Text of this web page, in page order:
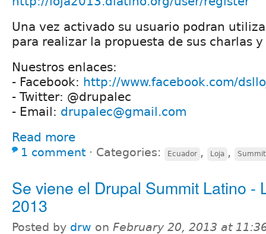
Una vez activado su usuario podran
para realizar la propuesta de sus charlas
Nuestros enlaces:
- Facebook: http://www.facebook.com/
- Twitter: @drupalec
- Email: drupalec@gmail.com
Read more
1 comment ⋅ Categories: Ecuador , Loja , Summit
Se viene el Drupal Summit Latino -
2013
Posted by drw on February 20, 2013 at